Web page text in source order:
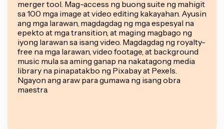
merger tool. Mag-access ng buong suite ng mahigit
sa 100 mga image at video editing kakayahan. Ayusin
ang mga larawan, magdagdag ng mga espesyal na
epekto at mga transition, at maging magbago ng
iyong larawan sa isang video. Magdagdag ng royalty-
free na mga larawan, video footage, at background
music mula sa aming ganap na nakatagong media
library na pinapatakbo ng Pixabay at Pexels.
Ngayon ang araw para gumawa ng isang obra
maestra.